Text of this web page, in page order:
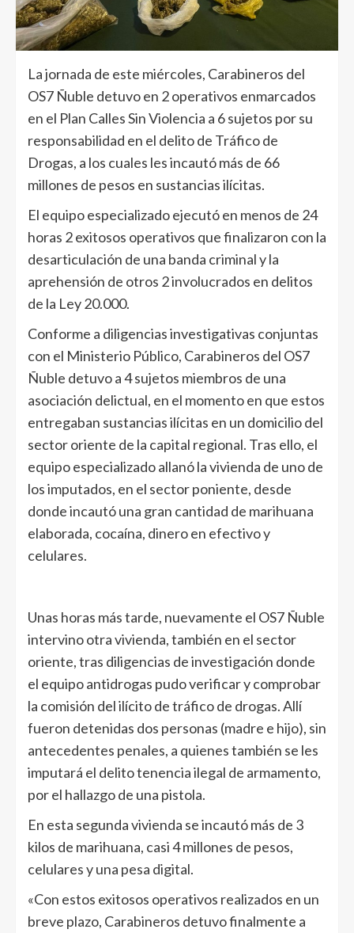
La jornada de este miércoles, Carabineros del
OS7 Ñuble detuvo en 2 operativos enmarcados
en el Plan Calles Sin Violencia a 6 sujetos por su
responsabilidad en el delito de Tráfico de
Drogas, a los cuales les incautó más de 66
millones de pesos en sustancias ilícitas.
El equipo especializado ejecutó en menos de 24
horas 2 exitosos operativos que finalizaron con la
desarticulación de una banda criminal y la
aprehensión de otros 2 involucrados en delitos
de la Ley 20.000.
Conforme a diligencias investigativas conjuntas
con el Ministerio Público, Carabineros del OS7
Ñuble detuvo a 4 sujetos miembros de una
asociación delictual, en el momento en que estos
entregaban sustancias ilícitas en un domicilio del
sector oriente de la capital regional. Tras ello, el
equipo especializado allanó la vivienda de uno de
los imputados, en el sector poniente, desde
donde incautó una gran cantidad de marihuana
elaborada, cocaína, dinero en efectivo y
celulares.
Unas horas más tarde, nuevamente el OS7 Ñuble
intervino otra vivienda, también en el sector
oriente, tras diligencias de investigación donde
el equipo antidrogas pudo verificar y comprobar
la comisión del ilícito de tráfico de drogas. Allí
fueron detenidas dos personas (madre e hijo), sin
antecedentes penales, a quienes también se les
imputará el delito tenencia ilegal de armamento,
por el hallazgo de una pistola.
En esta segunda vivienda se incautó más de 3
kilos de marihuana, casi 4 millones de pesos,
celulares y una pesa digital.
«Con estos exitosos operativos realizados en un
breve plazo, Carabineros detuvo finalmente a